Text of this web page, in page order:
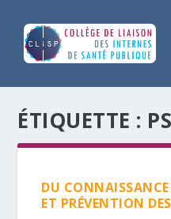
ÉTIQUETTE :
DU
ET PRÉVENTION